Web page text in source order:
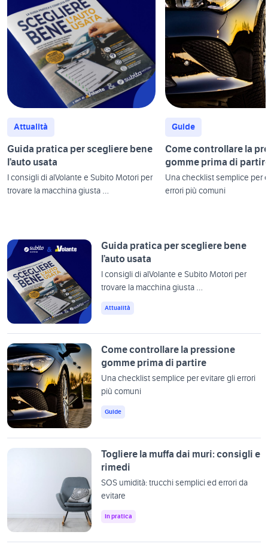
Guida pratica per scegliere bene
l’auto usata
I consigli di alVolante e Subito Motori per
trovare la macchina giusta …
Attualità
Come controllare la pressione
gomme prima di partire
Una checklist semplice per evitare gli errori
più comuni
Guide
Togliere la muffa dai muri: consigli e
rimedi
SOS umidità: trucchi semplici ed errori da
evitare
In pratica
Attualità
Guida pratica per scegliere bene
l’auto usata
I consigli di alVolante e Subito Motori per
trovare la macchina giusta …
Guide
Come controllare la
gomme prima di
Una checklist semplice per
errori più comuni